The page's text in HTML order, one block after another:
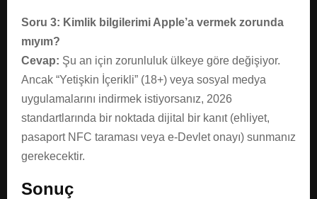
Soru 3: Kimlik bilgilerimi Apple’a vermek zorunda
mıyım?
Cevap: Şu an için zorunluluk ülkeye göre değişiyor.
Ancak “Yetişkin İçerikli” (18+) veya sosyal medya
uygulamalarını indirmek istiyorsanız, 2026
standartlarında bir noktada dijital bir kanıt (ehliyet,
pasaport NFC taraması veya e-Devlet onayı) sunmanız
gerekecektir.
Sonuç